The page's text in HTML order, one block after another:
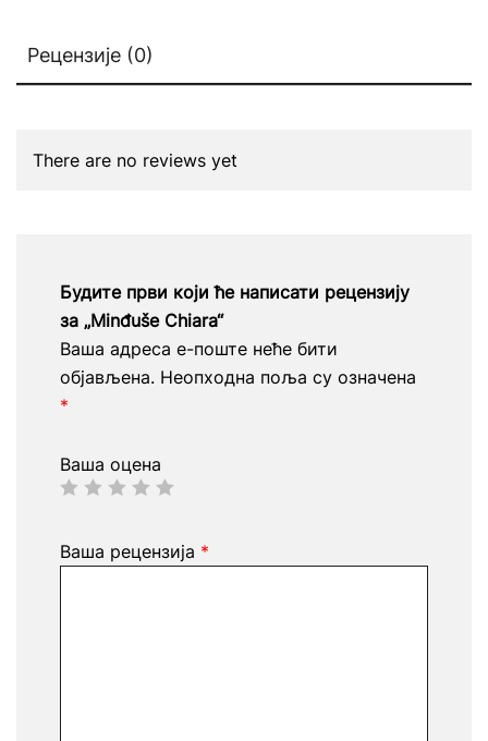
Рецензије (0)
There are no reviews yet
Будите први који ће написати рецензију
за „Minđuše Chiara“
Ваша адреса е-поште неће бити
објављена. Неопходна поља су означена
*
Ваша оцена
Ваша рецензија *